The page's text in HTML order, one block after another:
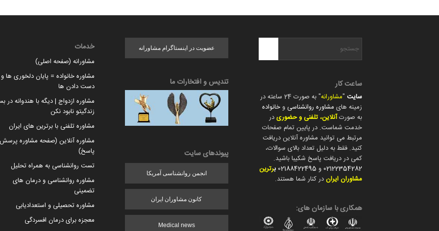
ساعت کار
سایت "مشاورانه
" به صورت 24 ساعته در
زمینه های مشاوره روانشناسی و خانواده
به صورتآنلاین، تلفنی و حضوریدر
خدمت شماست. در پایین تمام صفحات
مرتبط می توانید مشاوره آنلاین دریافت
کنید. فقط به دلیل تعداد بالای سوالات،
کمی در دریافت پاسخ شکیبا باشید.
02122354282 و 02188422495 برترین
مشاوران ایراندر کنار شما هستند.
همکاری با سازمان های:
عضویت در اینستاگرام مشاورانه
تندیس و افتخارات ما
پیوندهای سایت
انجمن روانشناسی آمریکا
کانون مشاوران ایران
Medical news
خدمات
مشاورانه (صفحه اصلی)
مشاوره خانواده = پایان دلخوری ها و
دست دادن ها
مشاوره ازدواج | دیگه با هندوانه در
زندگیتو نابود نکن
مشاوره تلفنی با برترین های ایران
مشاوره آنلاین (صفحه مشاوره
پاسخ)
تست روانشناسی به همراه تحلیل
مشاوره روانشناسی و درمان های
تضمینی
مشاوره تحصیلی و استعدادیابی
معجزه برای درمان افسردگی